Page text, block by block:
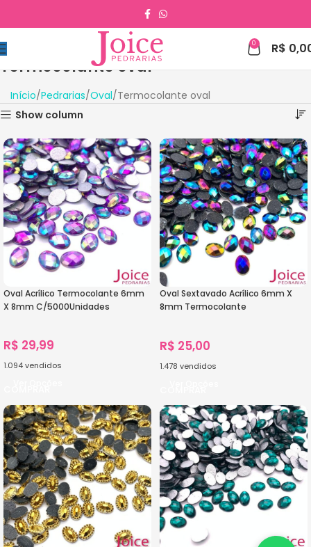
0 R$
Termocolante oval
Início Pedrarias Oval Termocolante oval
Show column
Oval Acrílico Termocolante 6mm
X 8mm C/5000Unidades
R$ 29,99
1.094vendidos
Oval Sextavado Acrílico 6mm X
8mm Termocolante
R$ 25,00
1.478 vendidos